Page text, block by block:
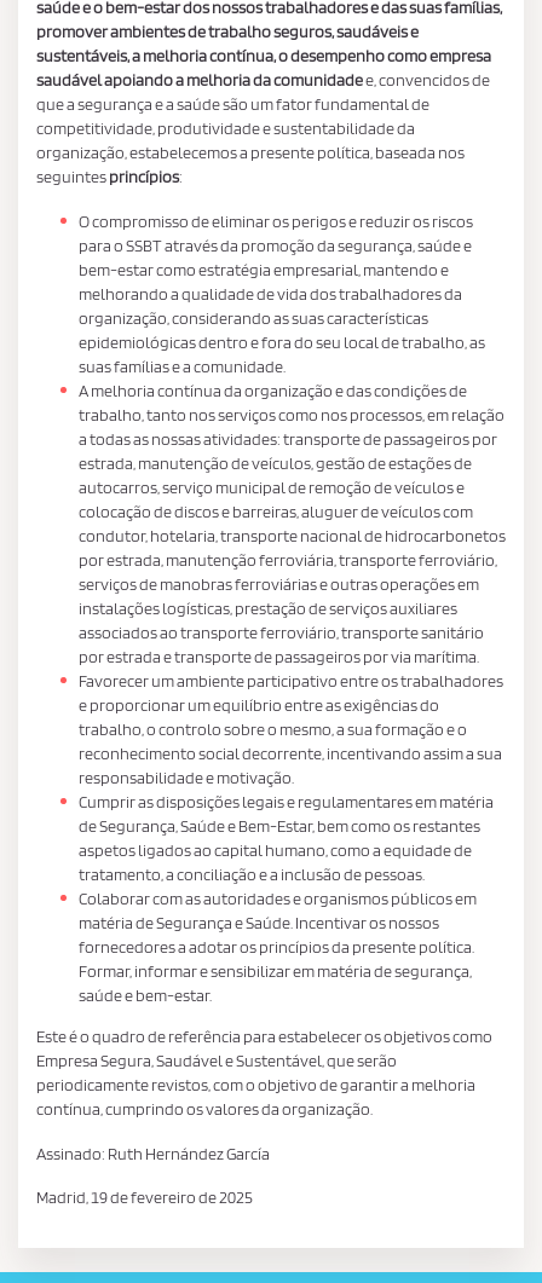
saúde e o bem-estar dos nossos trabalhadores e das suas famílias,
promover ambientes de trabalho seguros, saudáveis e
sustentáveis, a melhoria contínua, o desempenho como empresa
saudável apoiando a melhoria da comunidadee, convencidos de
que a segurança e a saúde são um fator fundamental de
competitividade, produtividade e sustentabilidade da
organização, estabelecemos a presente política, baseada nos
seguintesprincípios:
O compromisso de eliminar os perigos e reduzir os riscos
para o SSBT através da promoção da segurança, saúde e
bem-estar como estratégia empresarial, mantendo e
melhorando a qualidade de vida dos trabalhadores da
organização, considerando as suas características
epidemiológicas dentro e fora do seu local de trabalho, as
suas famílias e a comunidade.
A melhoria contínua da organização e das condições de
trabalho, tanto nos serviços como nos processos, em relação
a todas as nossas atividades: transporte de passageiros por
estrada, manutenção de veículos, gestão de estações de
autocarros, serviço municipal de remoção de veículos e
colocação de discos e barreiras, aluguer de veículos com
condutor, hotelaria, transporte nacional de hidrocarbonetos
por estrada, manutenção ferroviária, transporte ferroviário,
serviços de manobras ferroviárias e outras operações em
instalações logísticas, prestação de serviços auxiliares
associados ao transporte ferroviário, transporte sanitário
por estrada e transporte de passageiros por via marítima.
Favorecer um ambiente participativo entre os trabalhadores
e proporcionar um equilíbrio entre as exigências do
trabalho, o controlo sobre o mesmo, a sua formação e o
reconhecimento social decorrente, incentivando assim a sua
responsabilidade e motivação.
Cumprir as disposições legais e regulamentares em matéria
de Segurança, Saúde e Bem-Estar, bem como os restantes
aspetos ligados ao capital humano, como a equidade de
tratamento, a conciliação e a inclusão de pessoas.
Colaborar com as autoridades e organismos públicos em
matéria de Segurança e Saúde. Incentivar os nossos
fornecedores a adotar os princípios da presente política.
Formar, informar e sensibilizar em matéria de segurança,
saúde e bem-estar.
Este é o quadro de referência para estabelecer os objetivos como
Empresa Segura, Saudável e Sustentável, que serão
periodicamente revistos, com o objetivo de garantir a melhoria
contínua, cumprindo os valores da organização.
Assinado: Ruth Hernández García
Madrid, 19 de fevereiro de 2025